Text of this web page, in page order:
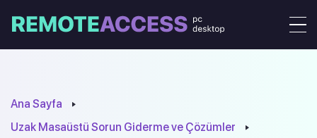
Ana Sayfa
Uzak Masaüstü Sorun Giderme ve Çözümler